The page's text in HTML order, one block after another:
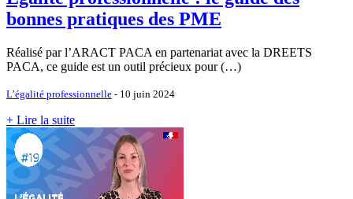
bonnes pratiques des PME
Réalisé par l’ARACT PACA en partenariat avec la DREETS
PACA, ce guide est un outil précieux pour (…)
L’égalité professionnelle - 10 juin 2024
+ Lire la suite